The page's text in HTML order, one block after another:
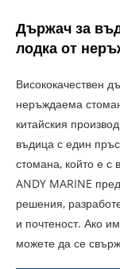
Държач за
лодка от
Висококачествен
неръждаема
китайския
въдица с един
стомана, който е с
ANDY MARINE
решения,
и почтеност. Ако
можете да се